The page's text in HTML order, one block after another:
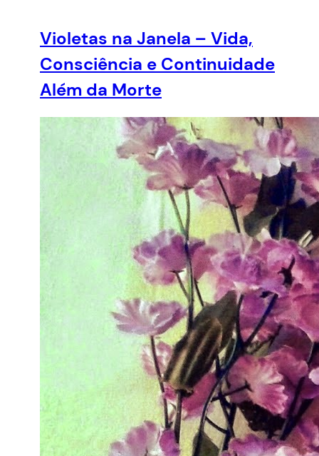
Violetas na Janela – Vida,
Consciência e Continuidade
Além da Morte